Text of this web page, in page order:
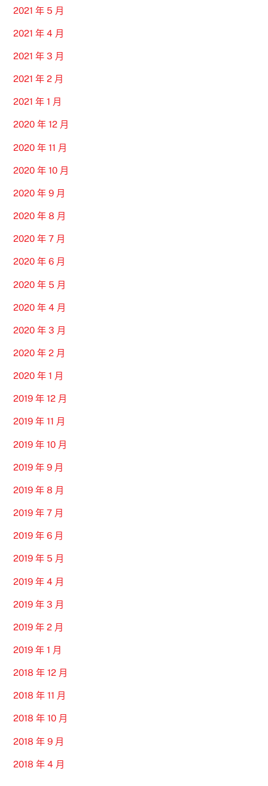
2021 年 5 月
2021 年 4 月
2021 年 3 月
2021 年 2 月
2021 年 1 月
2020 年 12 月
2020 年 11 月
2020 年 10 月
2020 年 9 月
2020 年 8 月
2020 年 7 月
2020 年 6 月
2020 年 5 月
2020 年 4 月
2020 年 3 月
2020 年 2 月
2020 年 1 月
2019 年 12 月
2019 年 11 月
2019 年 10 月
2019 年 9 月
2019 年 8 月
2019 年 7 月
2019 年 6 月
2019 年 5 月
2019 年 4 月
2019 年 3 月
2019 年 2 月
2019 年 1 月
2018 年 12 月
2018 年 11 月
2018 年 10 月
2018 年 9 月
2018 年 4 月